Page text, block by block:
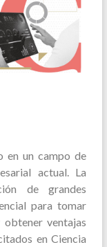
en un campo de
actual. La
de grandes
para tomar
ventajas
en Ciencia